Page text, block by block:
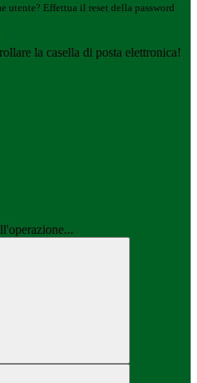
utente? Effettua il reset della password
la casella di posta elettronica!